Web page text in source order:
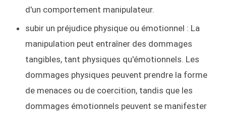
d'un comportement manipulateur.
subir un préjudice physique ou émotionnel : La
manipulation peut entraîner des dommages
tangibles, tant physiques qu'émotionnels. Les
dommages physiques peuvent prendre la forme
de menaces ou de coercition, tandis que les
dommages émotionnels peuvent se manifester